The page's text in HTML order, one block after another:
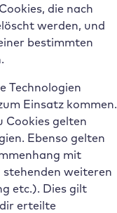
die nach
werden, und
bestimmten
Technologien
Einsatz kommen.
Cookies gelten
Ebenso gelten
mit
stehenden weiteren
etc.). Dies gilt
erteilte